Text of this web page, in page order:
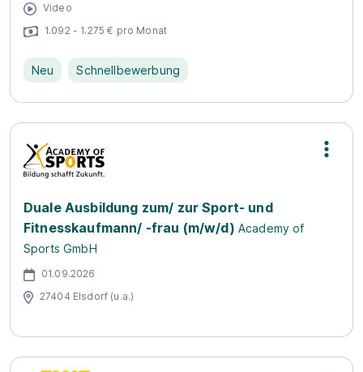
Video
1.092 - 1.275 € pro Monat
Neu Schnellbewerbung
Duale Ausbildung zum/ zur Sport- und
Fitnesskaufmann/ -frau (m/w/d) Academy of
Sports GmbH
01.09.2026
27404 Elsdorf (u.a.)